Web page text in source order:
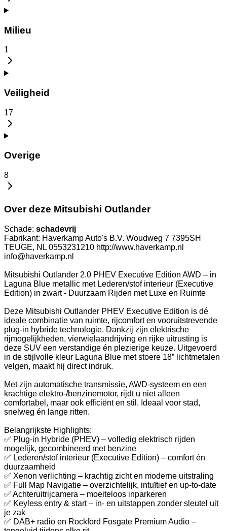
Milieu
1
Veiligheid
17
Overige
8
Over deze Mitsubishi Outlander
Schade: schadevrij
Fabrikant: Haverkamp Auto's B.V. Woudweg 7 7395SH
TEUGE, NL 0553231210 http://www.haverkamp.nl
info@haverkamp.nl
Mitsubishi Outlander 2.0 PHEV Executive Edition AWD – in
Laguna Blue metallic met Lederen/stof interieur (Executive
Edition) in zwart - Duurzaam Rijden met Luxe en Ruimte
Deze Mitsubishi Outlander PHEV Executive Edition is dé
ideale combinatie van ruimte, rijcomfort en vooruitstrevende
plug-in hybride technologie. Dankzij zijn elektrische
rijmogelijkheden, vierwielaandrijving en rijke uitrusting is
deze SUV een verstandige én plezierige keuze. Uitgevoerd
in de stijlvolle kleur Laguna Blue met stoere 18” lichtmetalen
velgen, maakt hij direct indruk.
Met zijn automatische transmissie, AWD-systeem en een
krachtige elektro-/benzinemotor, rijdt u niet alleen
comfortabel, maar ook efficiënt en stil. Ideaal voor stad,
snelweg én lange ritten.
Belangrijkste Highlights:
✅ Plug-in Hybride (PHEV) – volledig elektrisch rijden
mogelijk, gecombineerd met benzine
✅ Lederen/stof interieur (Executive Edition) – comfort én
duurzaamheid
✅ Xenon verlichting – krachtig zicht en moderne uitstraling
✅ Full Map Navigatie – overzichtelijk, intuïtief en up-to-date
✅ Achteruitrijcamera – moeiteloos inparkeren
✅ Keyless entry & start – in- en uitstappen zonder sleutel uit
je zak
✅ DAB+ radio en Rockford Fosgate Premium Audio –